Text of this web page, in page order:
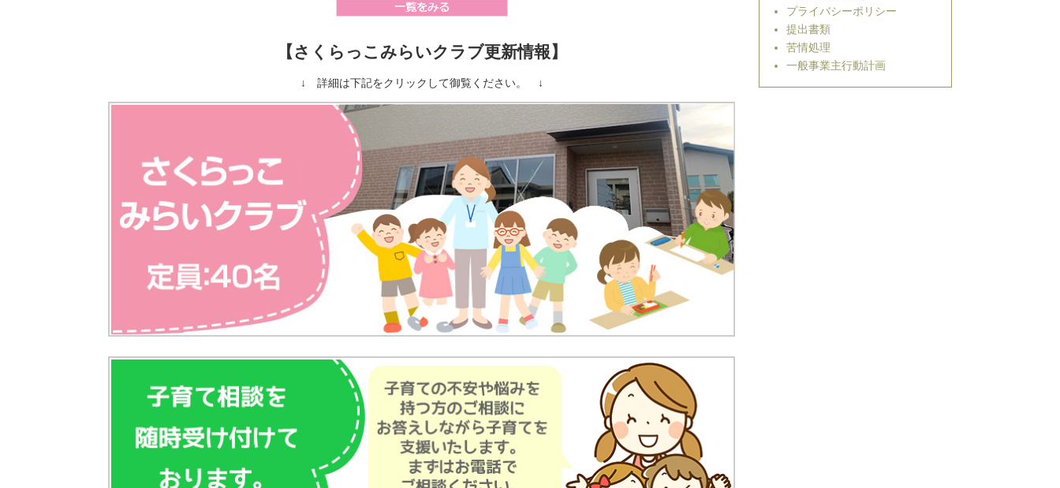
【さくらっこみらいクラブ更新情報】
↓ 詳細は下記をクリックして御覧ください。 ↓
プライバシーポリシー
提出書類
苦情処理
一般事業主行動計画